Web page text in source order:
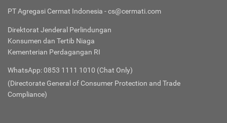
PT Agregasi Cermat Indonesia - cs@cermati.com
Direktorat Jenderal Perlindungan
Konsumen dan Tertib Niaga
Kementerian Perdagangan RI
WhatsApp: 0853 1111 1010 (Chat Only)
(Directorate General of Consumer Protection and Trade
Compliance)